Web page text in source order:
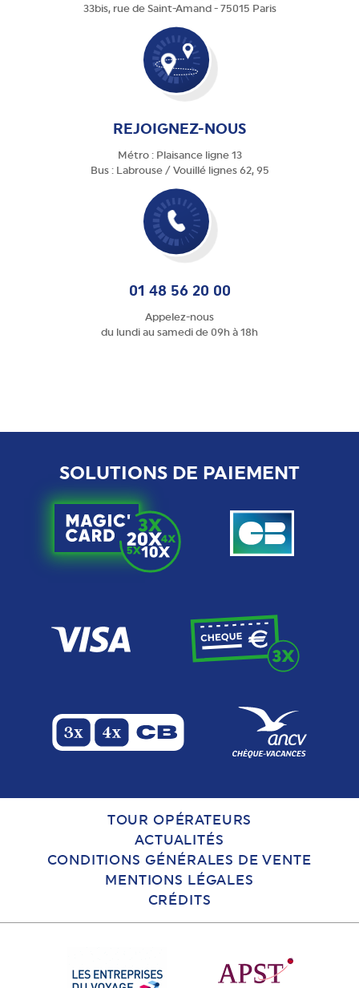
33bis, rue de Saint-Amand - 75015 Paris
REJOIGNEZ-NOUS
Métro : Plaisance ligne 13
Bus : Labrouse / Vouillé lignes 62, 95
01 48 56 20 00
Appelez-nous
du lundi au samedi de 09h à 18h
SOLUTIONS DE PAIEMENT
TOUR OPÉRATEURS
ACTUALITÉS
CONDITIONS GÉNÉRALES DE VENTE
MENTIONS LÉGALES
CRÉDITS